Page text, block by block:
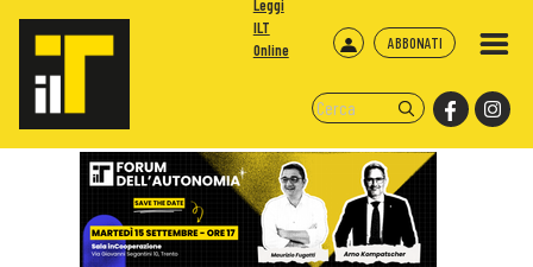
ABBONATI
Leggi
ILT
Online